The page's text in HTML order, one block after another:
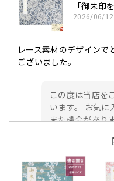
2026/06/12
レース素材のデザインで
ございました。
この度は当店を
います。 お気に
また機会があり